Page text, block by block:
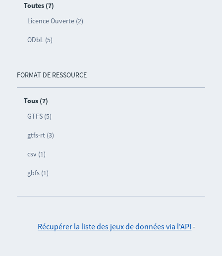
Toutes (7)
Licence Ouverte (2)
ODbL (5)
FORMAT DE RESSOURCE
Tous (7)
GTFS (5)
gtfs-rt (3)
csv (1)
gbfs (1)
Récupérer la liste des jeux de données via l'API -